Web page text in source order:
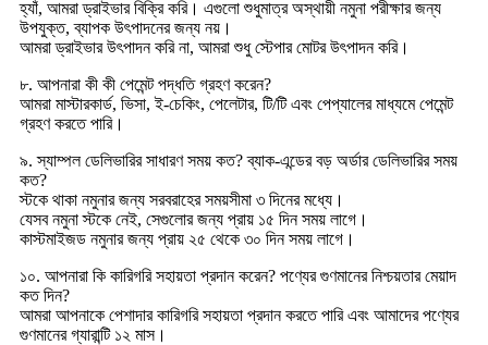
হ্যাঁ, আমরা ড্রাইভার বিক্রি করি। এগুলো শুধুমাত্র অস্থায়ী নমুনা পরীক্ষার জন্য
উপযুক্ত, ব্যাপক উৎপাদনের জন্য নয়।
আমরা ড্রাইভার উৎপাদন করি না, আমরা শুধু স্টেপার মোটর উৎপাদন করি।
৮. আপনারা কী কী পেমেন্ট পদ্ধতি গ্রহণ করেন?
আমরা মাস্টারকার্ড, ভিসা, ই-চেকিং, পেলেটার, টি/টি এবং পেপ্যালের মাধ্যমে পেমেন্ট
গ্রহণ করতে পারি।
৯. স্যাম্পল ডেলিভারির সাধারণ সময় কত? ব্যাক-এন্ডের বড় অর্ডার ডেলিভারির সময়
কত?
স্টকে থাকা নমুনার জন্য সরবরাহের সময়সীমা ৩ দিনের মধ্যে।
যেসব নমুনা স্টকে নেই, সেগুলোর জন্য প্রায় ১৫ দিন সময় লাগে।
কাস্টমাইজড নমুনার জন্য প্রায় ২৫ থেকে ৩০ দিন সময় লাগে।
১০. আপনারা কি কারিগরি সহায়তা প্রদান করেন? পণ্যের গুণমানের নিশ্চয়তার মেয়াদ
কত দিন?
আমরা আপনাকে পেশাদার কারিগরি সহায়তা প্রদান করতে পারি এবং আমাদের পণ্যের
গুণমানের গ্যারান্টি ১২ মাস।